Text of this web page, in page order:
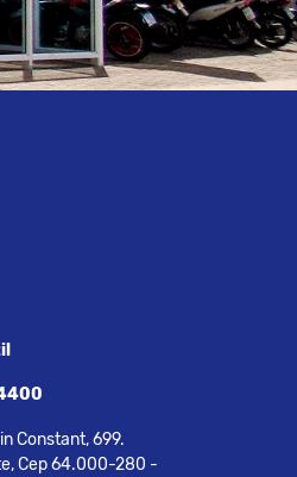
Constant, 699.
Cep 64.000-280 -